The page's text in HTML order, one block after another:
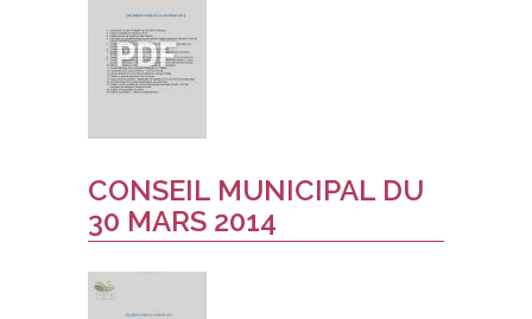
CONSEIL MUNICIPAL DU
30 MARS 2014